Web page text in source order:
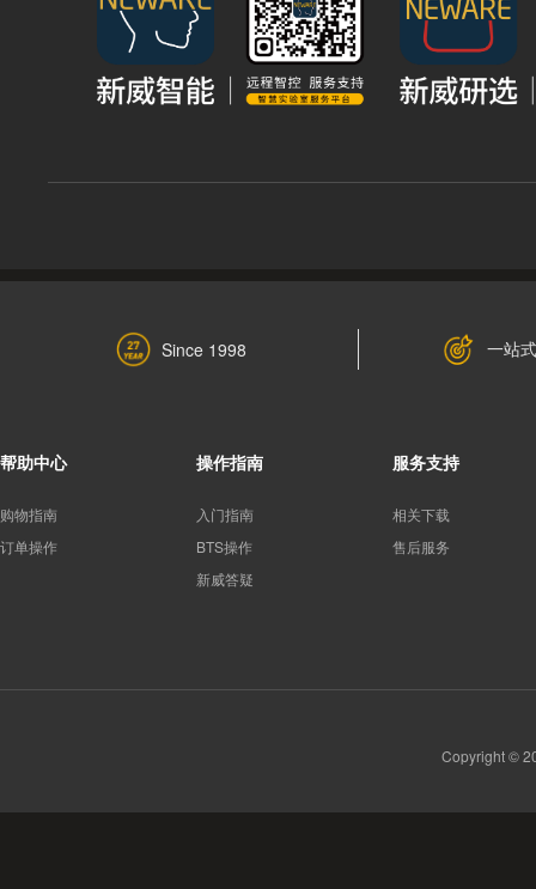
Since 1998 一站
帮助中心
购物指南
订单操作
操作指南
入门指南
BTS操作
新威答疑
服务支持
相关下载
售后服务
Copyright ©